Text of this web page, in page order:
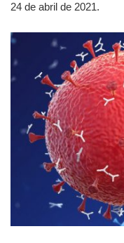
24 de abril de 2021.